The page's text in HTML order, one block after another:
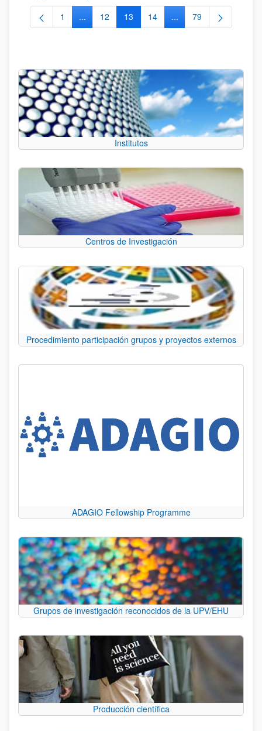
Página
1 ...Páginas intermedias Use TAB para desplazarse.
Página
12 Página
13 Página
14 ...Páginas intermedias
Página
79
Institutos
Centros de Investigación
Procedimiento participación grupos y proyectos externos
ADAGIO Fellowship Programme
Grupos de investigación reconocidos de la UPV/EHU
Producción científica